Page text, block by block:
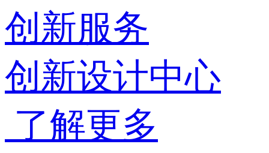
创新服务
创新设计中心
了解更多